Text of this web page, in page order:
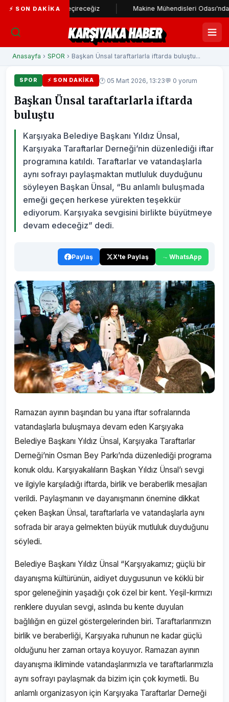
⚡ SON DAKIKA
hayata geçireceğiz Makine Mühendisleri Odası'ndan
KARŞIYAKA HABER
Anasayfa › SPOR › Başkan Ünsal taraftarlarla iftarda buluştu...
SPOR ⚡ SON DAKIKA 🕐 05 Mart 2026, 13:23💬 0 yorum
Başkan Ünsal taraftarlarla iftarda
buluştu
Karşıyaka Belediye Başkanı Yıldız Ünsal,
Karşıyaka Taraftarlar Derneği’nin düzenlediği iftar
programına katıldı. Taraftarlar ve vatandaşlarla
aynı sofrayı paylaşmaktan mutluluk duyduğunu
söyleyen Başkan Ünsal, “Bu anlamlı buluşmada
emeği geçen herkese yürekten teşekkür
ediyorum. Karşıyaka sevgisini birlikte büyütmeye
devam edeceğiz” dedi.
Paylaş X'te Paylaş WhatsApp
Ramazan ayının başından bu yana iftar sofralarında
vatandaşlarla buluşmaya devam eden Karşıyaka
Belediye Başkanı Yıldız Ünsal, Karşıyaka Taraftarlar
Derneği’nin Osman Bey Parkı’nda düzenlediği programa
konuk oldu. Karşıyakalıların Başkan Yıldız Ünsal’ı sevgi
ve ilgiyle karşıladığı iftarda, birlik ve beraberlik mesajları
verildi. Paylaşmanın ve dayanışmanın önemine dikkat
çeken Başkan Ünsal, taraftarlarla ve vatandaşlarla aynı
sofrada bir araya gelmekten büyük mutluluk duyduğunu
söyledi.
Belediye Başkanı Yıldız Ünsal “Karşıyakamız; güçlü bir
dayanışma kültürünün, aidiyet duygusunun ve köklü bir
spor geleneğinin yaşadığı çok özel bir kent. Yeşil-kırmızı
renklere duyulan sevgi, aslında bu kente duyulan
bağlılığın en güzel göstergelerinden biri. Taraftarlarımızın
birlik ve beraberliği, Karşıyaka ruhunun ne kadar güçlü
olduğunu her zaman ortaya koyuyor. Ramazan ayının
dayanışma ikliminde vatandaşlarımızla ve taraftarlarımızla
aynı sofrayı paylaşmak da bizim için çok kıymetli. Bu
anlamlı organizasyon için Karşıyaka Taraftarlar Derneği